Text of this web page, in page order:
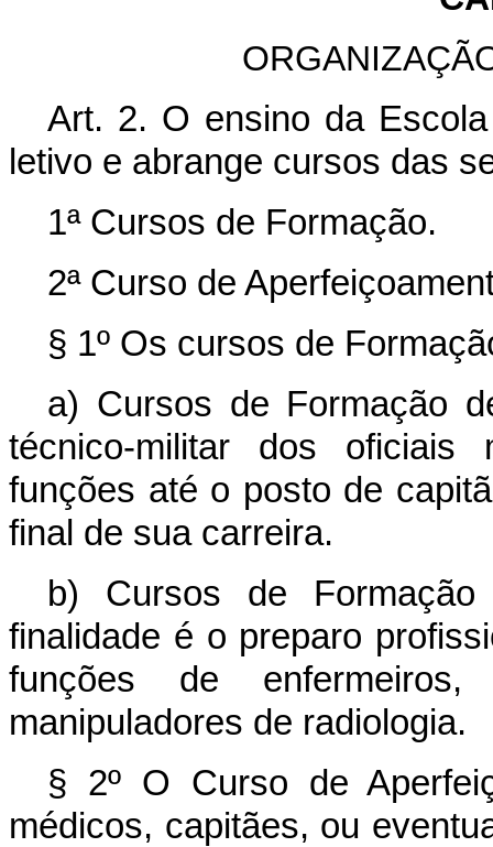
Art. 2. O ensino da
letivo e abrange cursos das
1ª Cursos de Formação.
2ª Curso de
§ 1º Os cursos de
a) Cursos de Formação
técnico-militar dos oficiais
funções até o posto de
final de sua carreira.
b) Cursos de
finalidade é o preparo
funções de
manipuladores de radiologia.
§ 2º O Curso de
médicos, capitães, ou